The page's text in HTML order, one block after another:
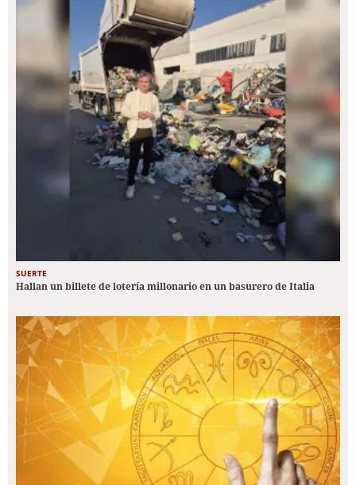
SUERTE
Hallan un billete de lotería millonario en un basurero de Italia